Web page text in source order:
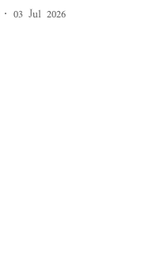
03 Jul 2026